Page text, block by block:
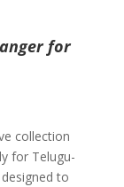
for
collection
for Telugu-
to